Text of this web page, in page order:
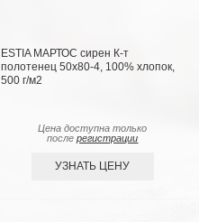
ESTIA МАРТОС сирен К-т
полотенец 50х80-4, 100% хлопок,
500 г/м2
Цена доступна только
послерегистрации
УЗНАТЬ ЦЕНУ